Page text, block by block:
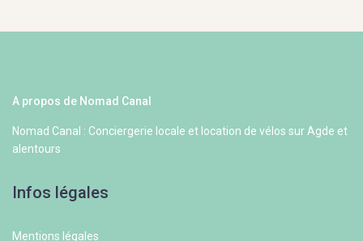
A propos de Nomad Canal
Nomad Canal : Conciergerie locale et location de vélos sur Agde et
alentours
Infos légales
Mentions légales